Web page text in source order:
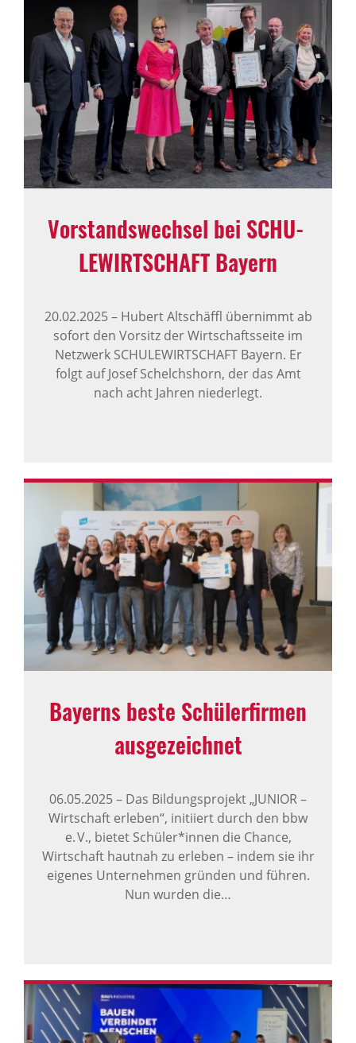
Vorstands­wechsel bei SCHU­
LE­WIRT­SCHAFT Bayern
20.02.2025–Hubert Altschäffl übernimmt ab
sofort den Vorsitz der Wirtschaftsseite im
Netzwerk SCHULEWIRTSCHAFT Bayern. Er
folgt auf Josef Schelchshorn, der das Amt
nach acht Jahren niederlegt.
Bayerns beste Schü­ler­firmen
ausge­zeichnet
06.05.2025– Das Bildungsprojekt „JUNIOR –
Wirtschaft erleben“, initiiert durch den bbw
e. V., bietet Schüler*innen die Chance,
Wirtschaft hautnah zu erleben – indem sie ihr
eigenes Unternehmen gründen und führen.
Nun wurden die…